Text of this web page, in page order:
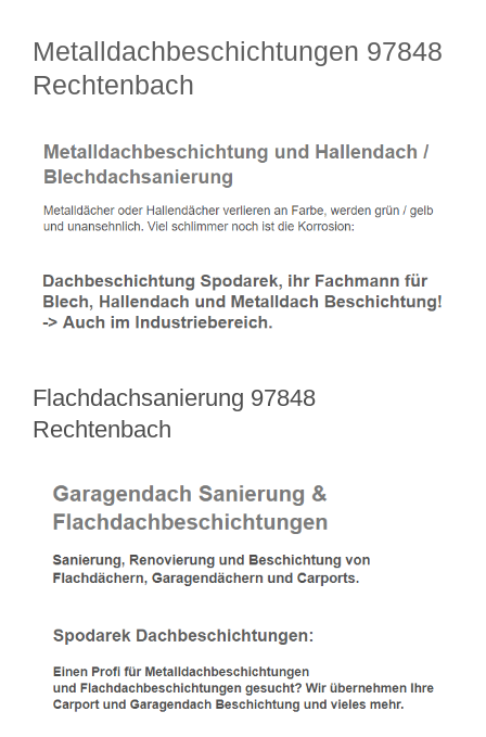
Metalldachbeschichtungen 97848
Rechtenbach
Flachdachsanierung 97848
Rechtenbach